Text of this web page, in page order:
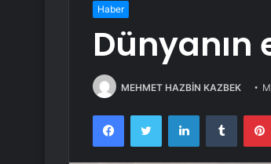
Haber
Dünyanın
MEHMET HAZBİN KAZBEK
FacebookTwitter LinkedInTumblr